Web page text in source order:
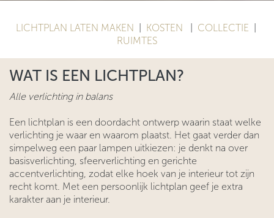
LICHTPLAN LATEN MAKEN KOSTEN COLLECTIE
RUIMTES
WAT IS EEN LICHTPLAN?
Alle verlichting in balans
Een lichtplan is een doordacht ontwerp waarin staat welke
verlichting je waar en waarom plaatst. Het gaat verder dan
simpelweg een paar lampen uitkiezen: je denkt na over
basisverlichting, sfeerverlichting en gerichte
accentverlichting, zodat elke hoek van je interieur tot zijn
recht komt. Met een persoonlijk lichtplan geef je extra
karakter aan je interieur.